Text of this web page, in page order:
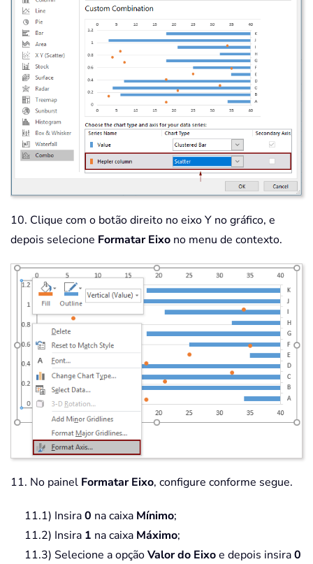
10. Clique com o botão direito no eixo Y no gráfico, e
depois selecione Formatar Eixo no menu de contexto.
11. No painel Formatar Eixo, configure conforme segue.
11.1) Insira0 na caixa Mínimo;
11.2) Insira 1 na caixa Máximo;
11.3) Selecione a opçãoValor do Eixoe depois insira0